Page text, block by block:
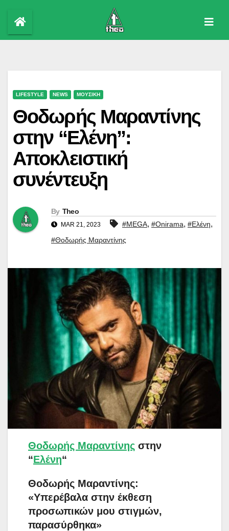
content
LIFESTYLE NEWS ΜΟΥΣΙΚΗ
Θοδωρής Μαραντίνης
στην “Ελένη”:
Αποκλειστική
συνέντευξη
By Theo
MAR 21, 2023 #MEGA, #Onirama, #Ελένη,
#Θοδωρής Μαραντίνης
Θοδωρής Μαραντίνης στην
“Ελένη“
Θοδωρής Μαραντίνης:
«Υπερέβαλα στην έκθεση
προσωπικών μου στιγμών,
παρασύρθηκα»